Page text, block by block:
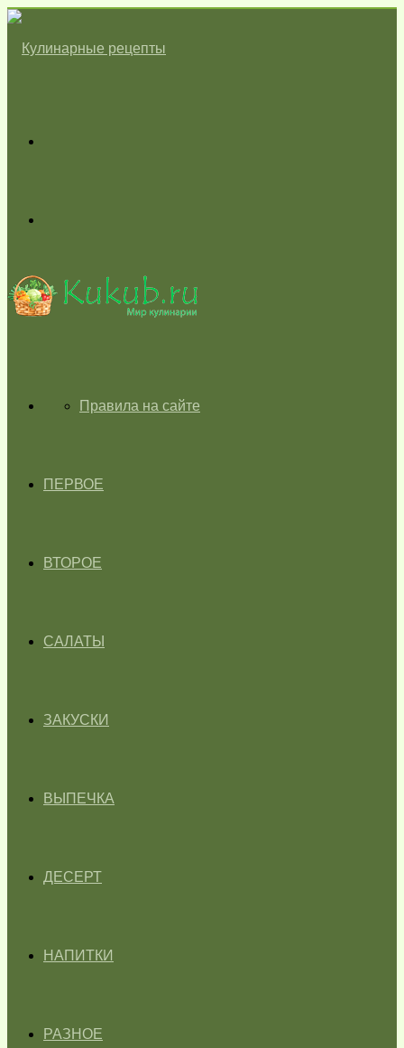
skin
ГЛАВНАЯПравила на сайте
ПЕРВОЕ
ВТОРОЕ
САЛАТЫ
ЗАКУСКИ
ВЫПЕЧКА
ДЕСЕРТ
НАПИТКИ
РАЗНОЕ